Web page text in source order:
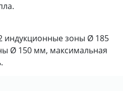
индукционные зоны Ø 185
Ø 150 мм, максимальная